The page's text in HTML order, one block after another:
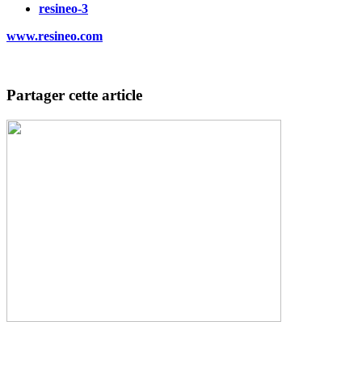
resineo-3
www.resineo.com
Partager cette article